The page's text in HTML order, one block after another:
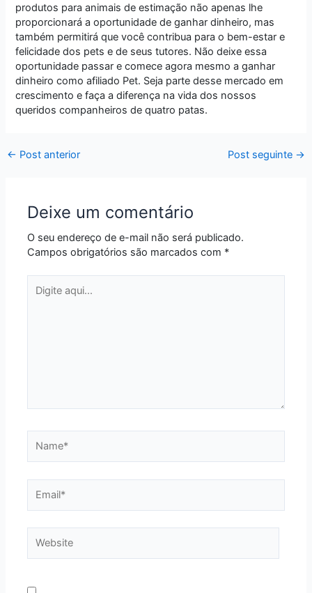
produtos para animais de estimação não apenas lhe
proporcionará a oportunidade de ganhar dinheiro, mas
também permitirá que você contribua para o bem-estar e
felicidade dos pets e de seus tutores. Não deixe essa
oportunidade passar e comece agora mesmo a ganhar
dinheiro como afiliado Pet. Seja parte desse mercado em
crescimento e faça a diferença na vida dos nossos
queridos companheiros de quatro patas.
← Post anterior Post seguinte →
Deixe um comentário
O seu endereço de e-mail não será publicado.
Campos obrigatórios são marcados com *
aqui...